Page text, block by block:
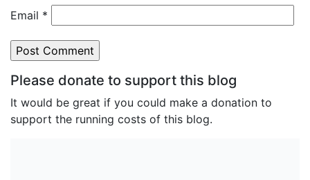
Email *
Please donate to support this blog
It would be great if you could make a donation to
support the running costs of this blog.